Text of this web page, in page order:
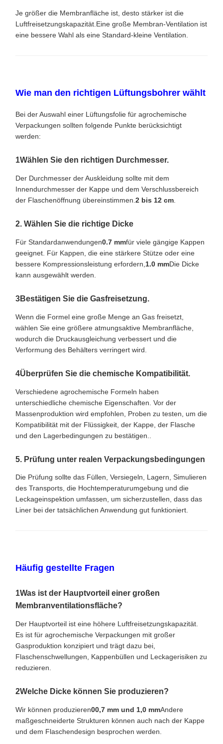
Je größer die Membranfläche ist, desto stärker ist die
Luftfreisetzungskapazität.Eine große Membran-Ventilation ist
eine bessere Wahl als eine Standard-kleine Ventilation.
Wie man den richtigen Lüftungsbohrer wählt
Bei der Auswahl einer Lüftungsfolie für agrochemische
Verpackungen sollten folgende Punkte berücksichtigt
werden:
1Wählen Sie den richtigen Durchmesser.
Der Durchmesser der Auskleidung sollte mit dem
Innendurchmesser der Kappe und dem Verschlussbereich
der Flaschenöffnung übereinstimmen. 2 bis 12 cm
2. Wählen Sie die richtige Dicke
Für Standardanwendungen0.7 mmfür viele gängige Kappen
geeignet. Für Kappen, die eine stärkere Stütze oder eine
bessere Kompressionsleistung erfordern, 1.0 mmDie Dicke
kann ausgewählt werden.
3Bestätigen Sie die Gasfreisetzung.
Wenn die Formel eine große Menge an Gas freisetzt,
wählen Sie eine größere atmungsaktive Membranfläche,
wodurch die Druckausgleichung verbessert und die
Verformung des Behälters verringert wird.
4Überprüfen Sie die chemische Kompatibilität.
Verschiedene agrochemische Formeln haben
unterschiedliche chemische Eigenschaften. Vor der
Massenproduktion wird empfohlen, Proben zu testen, um die
Kompatibilität mit der Flüssigkeit, der Kappe, der Flasche
und den Lagerbedingungen zu bestätigen..
5. Prüfung unter realen Verpackungsbedingungen
Die Prüfung sollte das Füllen, Versiegeln, Lagern, Simulieren
des Transports, die Hochtemperaturumgebung und die
Leckageinspektion umfassen, um sicherzustellen, dass das
Liner bei der tatsächlichen Anwendung gut funktioniert.
Häufig gestellte Fragen
1Was ist der Hauptvorteil einer großen
Membranventilationsfläche?
Der Hauptvorteil ist eine höhere Luftfreisetzungskapazität.
Es ist für agrochemische Verpackungen mit großer
Gasproduktion konzipiert und trägt dazu bei,
Flaschenschwellungen, Kappenbüllen und Leckagerisiken zu
reduzieren.
2Welche Dicke können Sie produzieren?
Wir können produzieren00,7 mm und 1,0 mmAndere
maßgeschneiderte Strukturen können auch nach der Kappe
und dem Flaschendesign besprochen werden.